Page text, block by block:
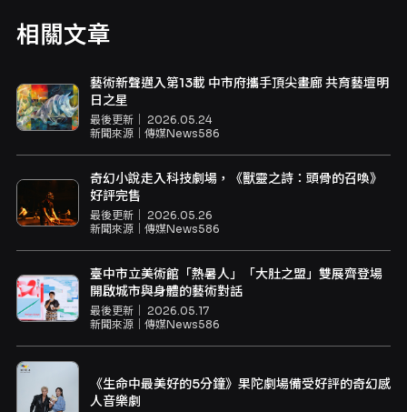
相關文章
藝術新聲邁入第13載 中市府攜手頂尖畫廊 共育藝壇明
日之星
最後更新｜ 2026.05.24
新聞來源｜ 傳媒News586
奇幻小說走入科技劇場，《獸靈之詩：頭骨的召喚》
好評完售
最後更新｜ 2026.05.26
新聞來源｜ 傳媒News586
臺中市立美術館「熱暑人」「大肚之盟」雙展齊登場
開啟城市與身體的藝術對話
最後更新｜ 2026.05.17
新聞來源｜ 傳媒News586
《生命中最美好的5分鐘》果陀劇場備受好評的奇幻感
人音樂劇